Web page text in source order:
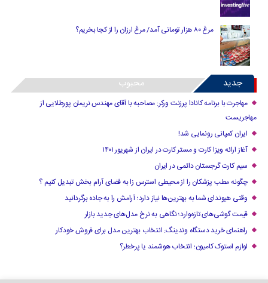
مرغ ۸۰ هزار تومانی آمد/ مرغ ارزان را از کجا بخریم؟
جدید محبوب
مهاجرت با برنامه کانادا پرزنت ورکر: مصاحبه با آقای مهندس نریمان پورطلایی از
مهاجریست
ایران کمپانی رونمایی شد!
آغاز ارائه ویزا کارت و مستر کارت در ایران از شهریور ۱۴۰۱
سیم کارت گرجستان دائمی در ایران
چگونه مطب پزشکان را از محیطی استرس زا به فضای آرام بخش تبدیل کنیم ؟
وقتی هیوندای شما به بهترین‌ها نیاز دارد؛ آرامش را به جاده برگردانید
قیمت گوشی‌های تازه‌وارد؛ نگاهی به نرخ مدل‌های جدید بازار
راهنمای خرید دستگاه وندینگ: انتخاب بهترین مدل برای فروش خودکار
لوازم استوک کامیون؛ انتخاب هوشمند یا پرخطر؟